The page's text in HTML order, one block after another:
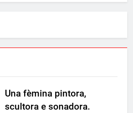
Una fèmina pintora,
scultora e sonadora.